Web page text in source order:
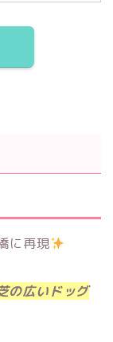
に再現
の広いドッグ